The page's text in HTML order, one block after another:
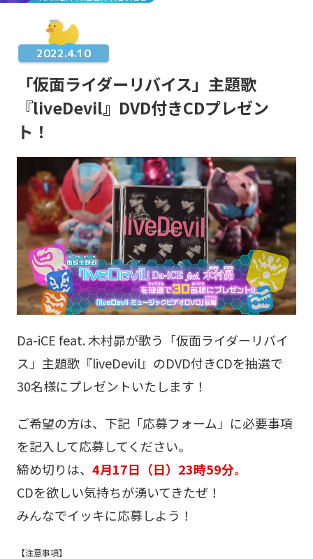
2022.4.10
「仮面ライダーリバイス」主題歌
『liveDevil』DVD付きCDプレゼン
ト！
Da-iCE feat. 木村昴が歌う「仮面ライダーリバイ
ス」主題歌『liveDevil』のDVD付きCDを抽選で
30名様にプレゼントいたします！
ご希望の方は、下記「応募フォーム」に必要事項
を記入して応募してください。
締め切りは、 4月17日（日）23時59分。
CDを欲しい気持ちが湧いてきたぜ！
みんなでイッキに応募しよう！
【注意事項】